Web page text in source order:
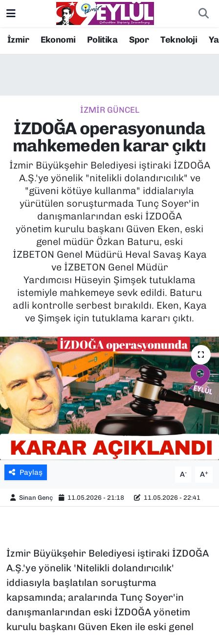
İzmir Ekonomi Politika Spor Teknoloji
İZMİR GÜNCEL
İZDOĞA operasyonunda
mahkemeden karar çıktı
İzmir Büyükşehir Belediyesi iştiraki İZDOĞA
A.Ş.'ye yönelik "nitelikli dolandırıcılık" ve
"güveni kötüye kullanma" iddialarıyla
yürütülen soruşturmada Tunç Soyer'in
danışmanlarından eski İZDOĞA
yönetim kurulu başkanı Güven Eken, eski
genel müdür Özkan Baturu, eski
İZBETON Genel Müdürü Heval Savaş Kaya
ve İZBETON Genel Müdür
Yardımcısı Hüseyin Şimşek tutuklama
istemiyle mahkemeye sevk edildi. Baturu
adli kontrolle serbest bırakıldı. Eken, Kaya
ve Şimşek için tutuklama kararı çıktı.
Paylaş A- A+
Sinan Genç 11.05.2026 - 21:18 11.05.2026 - 22:41
İzmir Büyükşehir Belediyesi iştiraki İZDOĞA
A.Ş.'ye yönelik 'Nitelikli dolandırıcılık'
iddiasıyla başlatılan soruşturma
kapsamında; aralarında Tunç Soyer'in
danışmanlarından eski İZDOĞA yönetim
kurulu başkanı Güven Eken ile eski genel
Resmi İlanlar
EKONOMİ
KÜLTÜR SANAT
MAGAZİN
POLİTİKA
SAĞLIK
TEKNOLOJİ
YAŞAM
YEREL YÖNETİMLER
Konak Nöbetçi Eczaneler
Süper Lig Puan Durumu ve Fikstür
Tüm Manşetler
Son Dakika Haberleri
Haber Arşivi